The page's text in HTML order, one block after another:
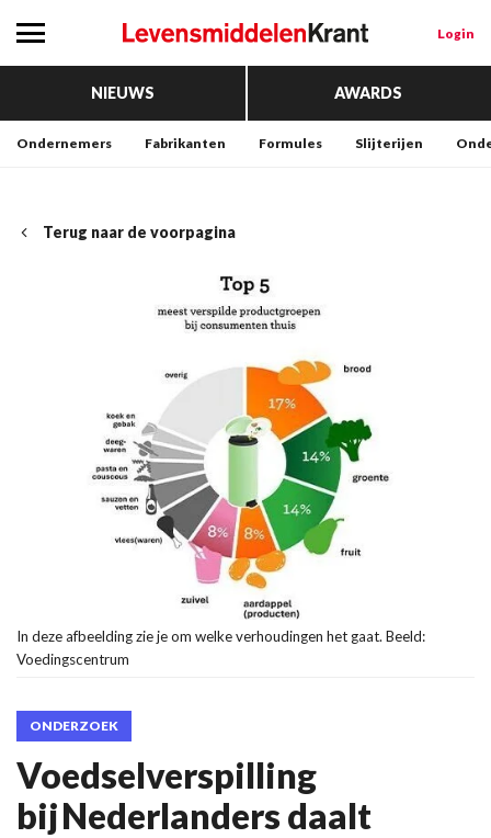
Login
NIEUWS AWARDS
Ondernemers Fabrikanten Formules Slijterijen
Terug naar de voorpagina
In deze afbeelding zie je om welke verhoudingen het gaat. Beeld:
Voedingscentrum
ONDERZOEK
Voedselverspilling
bij Nederlanders daalt